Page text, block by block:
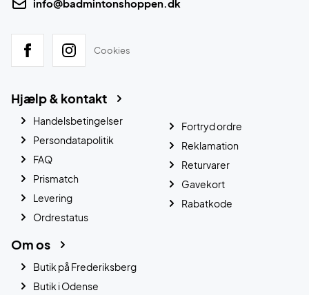
info@badmintonshoppen.dk
Cookies
Hjælp & kontakt
Handelsbetingelser
Persondatapolitik
FAQ
Prismatch
Levering
Ordrestatus
Fortryd ordre
Reklamation
Returvarer
Gavekort
Rabatkode
Om os
Butik på Frederiksberg
Butik i Odense